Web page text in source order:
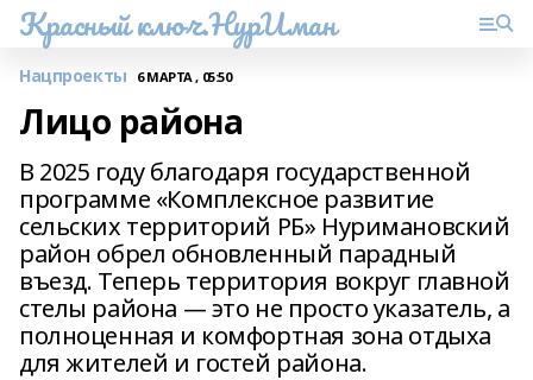
Красный ключ.НурИман
Нацпроекты 6 МАРТА , 05:50
Лицо района
В 2025 году благодаря государственной
программе «Комплексное развитие
сельских территорий РБ» Нуримановский
район обрел обновленный парадный
въезд. Теперь территория вокруг главной
стелы района — это не просто указатель, а
полноценная и комфортная зона отдыха
для жителей и гостей района.